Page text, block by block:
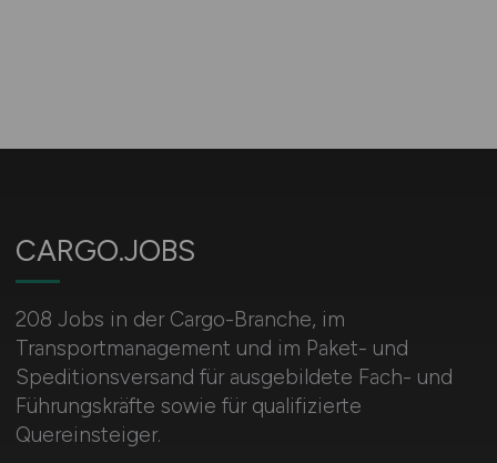
CARGO.JOBS
208 Jobs in der Cargo-Branche, im
Transportmanagement und im Paket- und
Speditionsversand für ausgebildete Fach- und
Führungskräfte sowie für qualifizierte
Quereinsteiger.